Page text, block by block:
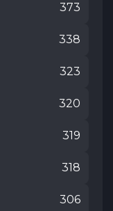
373
338
323
320
319
318
306